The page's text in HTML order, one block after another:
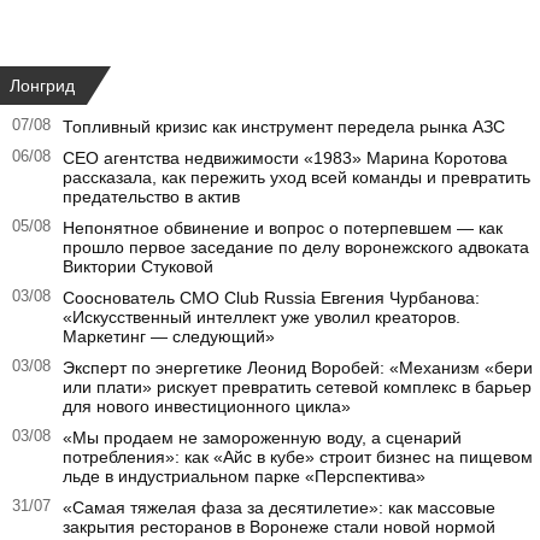
Лонгрид
07/08 Топливный кризис как инструмент передела рынка АЗС
06/08
CEO агентства недвижимости «1983» Марина Коротова
рассказала, как пережить уход всей команды и превратить
предательство в актив
05/08
Непонятное обвинение и вопрос о потерпевшем — как
прошло первое заседание по делу воронежского адвоката
Виктории Стуковой
03/08
Сооснователь CMO Club Russia Евгения Чурбанова:
«Искусственный интеллект уже уволил креаторов.
Маркетинг — следующий»
03/08
Эксперт по энергетике Леонид Воробей: «Механизм «бери
или плати» рискует превратить сетевой комплекс в барьер
для нового инвестиционного цикла»
03/08
«Мы продаем не замороженную воду, а сценарий
потребления»: как «Айс в кубе» строит бизнес на пищевом
льде в индустриальном парке «Перспектива»
31/07
«Самая тяжелая фаза за десятилетие»: как массовые
закрытия ресторанов в Воронеже стали новой нормой